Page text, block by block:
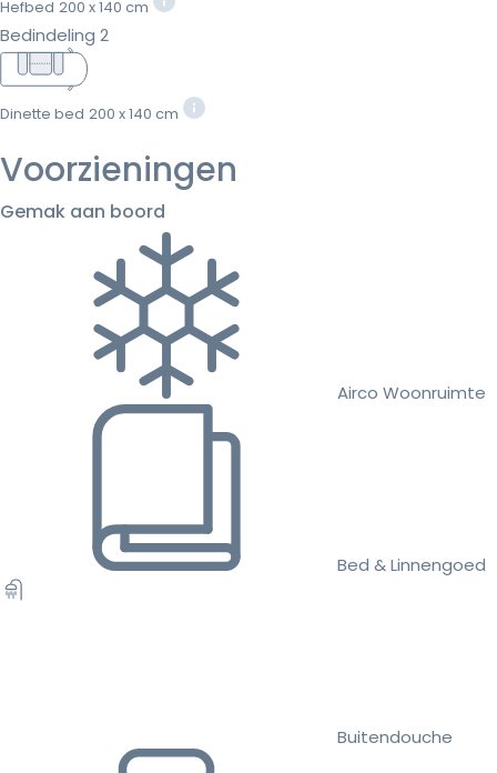
Hefbed 200 x 140 cm
Bedindeling 2
Dinette bed 200 x 140 cm
Voorzieningen
Gemak aan boord
Airco Woonruimte
Bed & Linnengoed
Buitendouche